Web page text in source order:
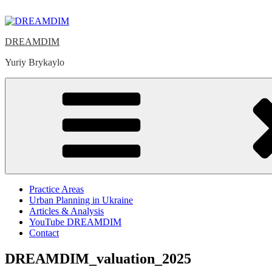
to
DREAMDIM
Yuriy Brykaylo
Practice Areas
Urban Planning in Ukraine
Articles & Analysis
YouTube DREAMDIM
Contact
DREAMDIM_valuation_2025